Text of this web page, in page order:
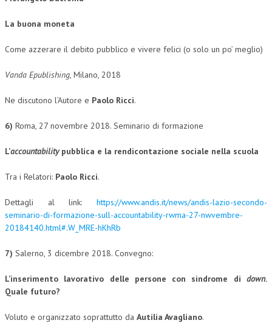
TRIBUTARIA
GIURISPRUDENZA
EUROPEA
CIVILE
NEWS
ARCHIVIO EVENTI (FINO AL 2022)
La buona moneta
Come azzerare il debito pubblico e vivere felici (o solo un po’ meglio)
Vanda Epublishing, Milano, 2018
Ne discutono l’Autore e Paolo Ricci.
6) Roma, 27 novembre 2018. Seminario di formazione
L’accountabilitypubblica e la rendicontazione sociale nella scuola
Tra i Relatori: Paolo Ricci.
Dettagli al link: https://www.andis.it/news/andis-lazio-secondo-
seminario-di-formazione-sull-accountability-rwma-27-nwvembre-
20184140.html#.W_MRE-hKhRb
7) Salerno, 3 dicembre 2018. Convegno:
L’inserimento lavorativo delle persone con sindrome di down.
Quale futuro?
Voluto e organizzato soprattutto da Autilia Avagliano.